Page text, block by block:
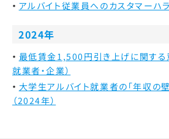
アルバイト従業員へのカスタマーハ
2024年
最低賃金1,500円引き上げに関する
就業者・企業）
大学生アルバイト就業者の「年収の
（2024年）